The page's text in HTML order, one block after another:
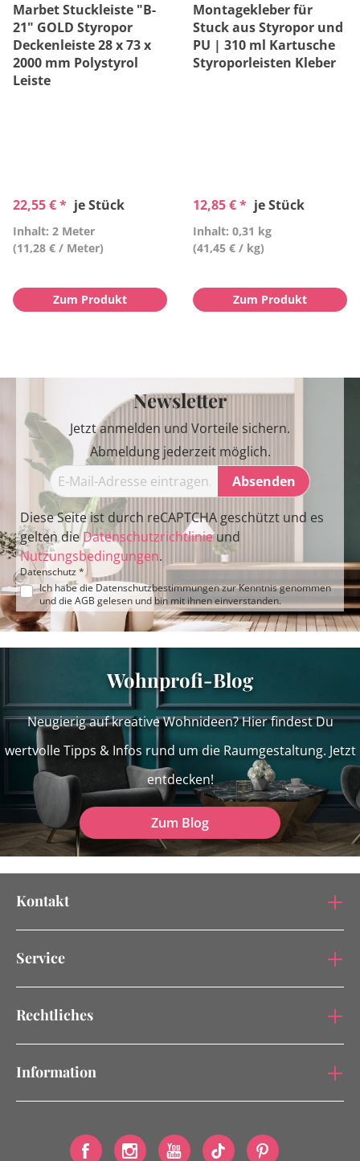
Marbet Stuckleiste "B-
21" GOLD Styropor
Deckenleiste 28 x 73 x
2000 mm Polystyrol
Leiste
22,55 € * je Stück
Inhalt: 2 Meter
(11,28 € / Meter)
Zum Produkt
Montagekleber für
Stuck aus Styropor und
PU | 310 ml Kartusche
Styroporleisten Kleber
12,85 € * je Stück
Inhalt: 0,31 kg
(41,45 € / kg)
Zum Produkt
Newsletter
Jetzt anmelden und Vorteile sichern.
Abmeldung jederzeit möglich.
Absenden
Diese Seite ist durch reCAPTCHA geschützt und es
gelten dieDatenschutzrichtlinieund
Nutzungsbedingungen.
Datenschutz *
Ich habe die Datenschutzbestimmungenzur Kenntnis genommen
und die AGB gelesen und bin mit ihnen einverstanden.
Wohnprofi-Blog
Neugierig auf kreative Wohnideen? Hier findest Du
wertvolle Tipps & Infos rund um die Raumgestaltung. Jetzt
entdecken!
Zum Blog
Kontakt
Service
Rechtliches
Information